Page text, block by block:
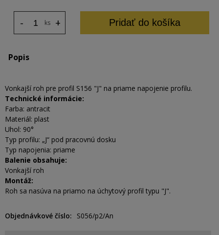
ks +
- Pridať do košíka
Popis
Vonkajší roh pre profil S156 "J" na priame napojenie profilu.
Technické informácie:
Farba: antracit
Materiál: plast
Uhol: 90°
Typ profilu: „J“ pod pracovnú dosku
Typ napojenia: priame
Balenie obsahuje:
Vonkajší roh
Montáž:
Roh sa nasúva na priamo na úchytový profil typu "J".
Objednávkové číslo S056/p2/An